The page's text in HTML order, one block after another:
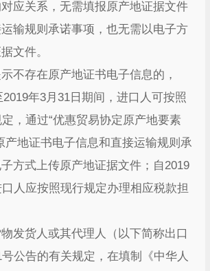
应关系，无需填报原产地证据文件
输规则承诺事项，也无需以电子方
文件。
不存在原产地证书电子信息的，
2019年3月31日期间，进口人可按照
，通过“优惠贸易协定原产地要素
产地证书电子信息和直接运输规则承
方式上传原产地证据文件；自2019
人应按照现行规定办理相应税款担
发货人或其代理人（以下简称出口
公告的有关规定，在填制《中华人